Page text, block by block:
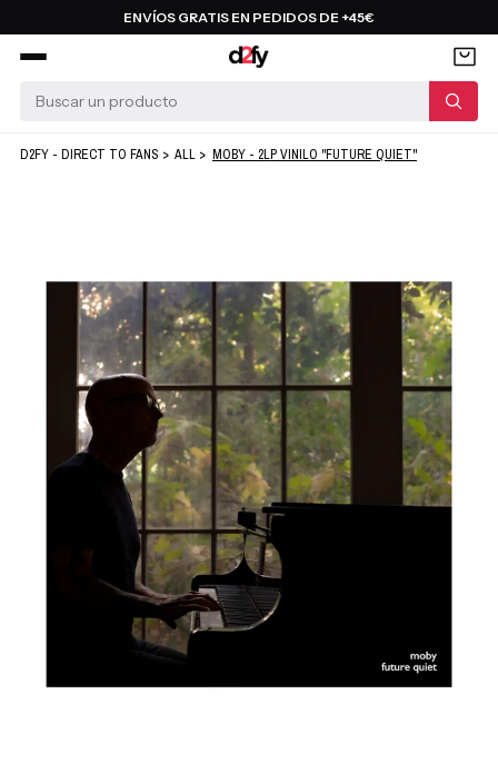
al
contenido
ENVÍOS GRATIS EN PEDIDOS DE +45€
D2FY - DIRECT TO FANS > ALL > MOBY - 2LP VINILO "FUTURE QUIET"